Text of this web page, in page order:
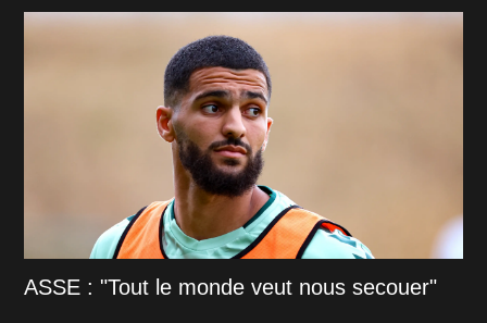
ASSE : "Tout le monde veut nous secouer"